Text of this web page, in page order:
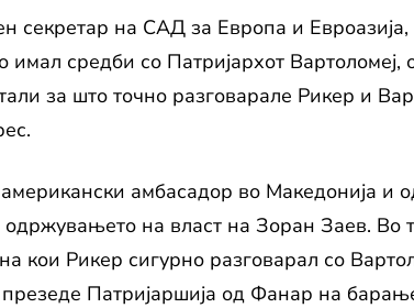
секретар на САД за Европа и
имал средби со Патријархот
за што точно разговарале Рикер и
амбасадор во Македонија и
на власт на Зоран Заев. Во
кои Рикер сигурно разговарал со
Патријаршија од Фанар на